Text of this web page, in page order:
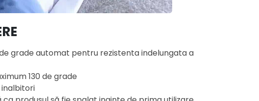
grade automat pentru rezistenta indelungata a
130 de grade
inalbitori